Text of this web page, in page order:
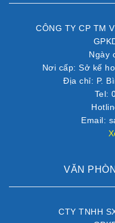
CÔNG TY CP TM
Ngày
Nơi cấp: Sở kế
Địa chỉ: P.
Tel:
Email:
VĂN
CTY TNHH